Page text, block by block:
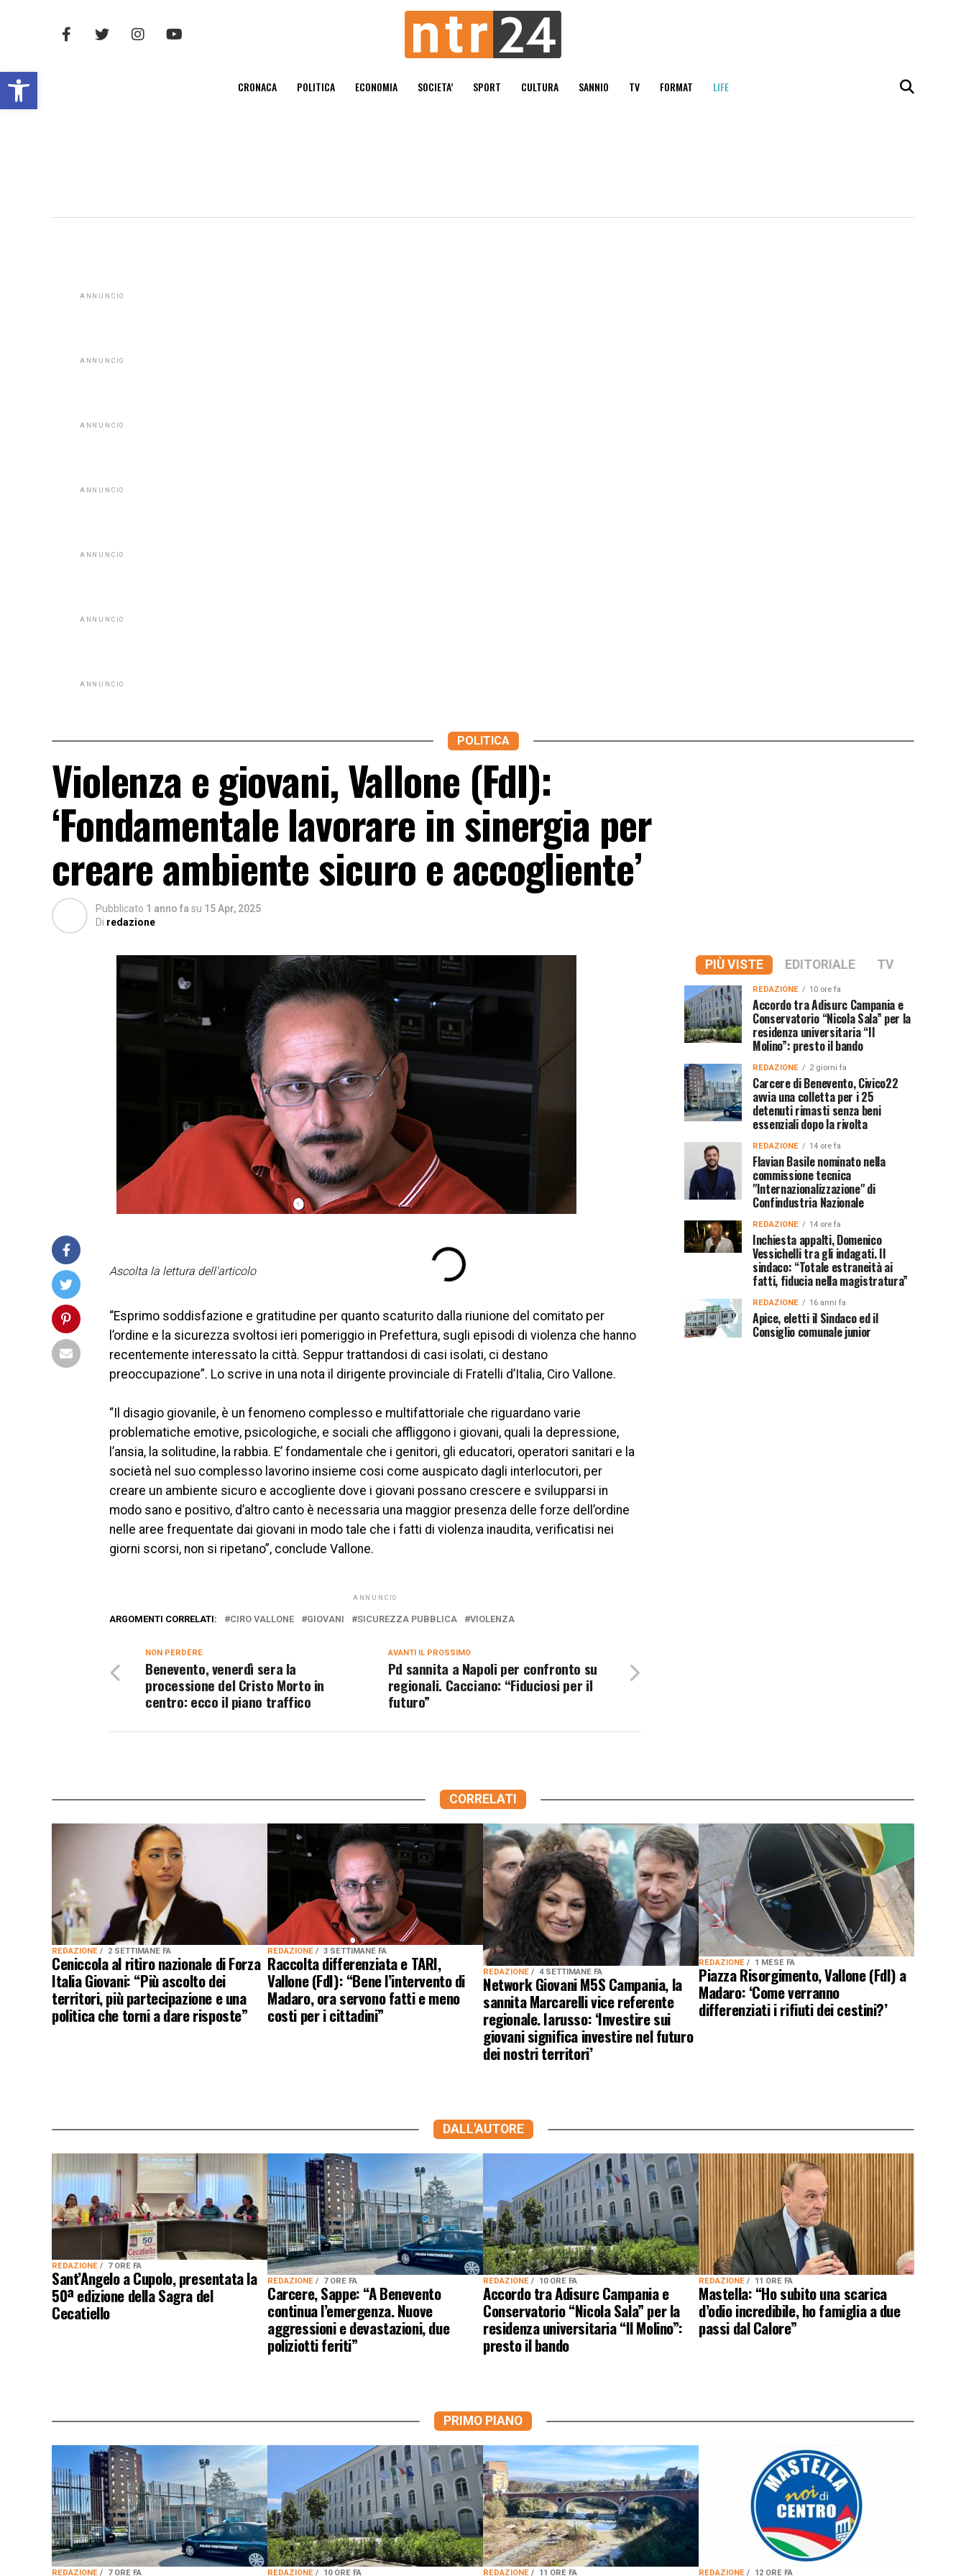
Open toolbar CRONACA POLITICA ECONOMIA SOCIETA’ SPORT CULTURA SANNIO TV FORMAT LIFE
ANNUNCIO
ANNUNCIO
ANNUNCIO
ANNUNCIO
ANNUNCIO
ANNUNCIO
ANNUNCIO
POLITICA
Violenza e giovani, Vallone (FdI):
‘Fondamentale lavorare in sinergia per
creare ambiente sicuro e accogliente’
Pubblicato 1 anno fa su 15 Apr, 2025
Di redazione
Ascolta la lettura dell'articolo
“Esprimo soddisfazione e gratitudine per quanto scaturito dalla riunione del comitato per
l’ordine e la sicurezza svoltosi ieri pomeriggio in Prefettura, sugli episodi di violenza che hanno
recentemente interessato la città. Seppur trattandosi di casi isolati, ci destano
preoccupazione”. Lo scrive in una nota il dirigente provinciale di Fratelli d’Italia, Ciro Vallone.
“Il disagio giovanile, è un fenomeno complesso e multifattoriale che riguardano varie
problematiche emotive, psicologiche, e sociali che affliggono i giovani, quali la depressione,
l’ansia, la solitudine, la rabbia. E’ fondamentale che i genitori, gli educatori, operatori sanitari e la
società nel suo complesso lavorino insieme cosi come auspicato dagli interlocutori, per
creare un ambiente sicuro e accogliente dove i giovani possano crescere e svilupparsi in
modo sano e positivo, d’altro canto è necessaria una maggior presenza delle forze dell’ordine
nelle aree frequentate dai giovani in modo tale che i fatti di violenza inaudita, verificatisi nei
giorni scorsi, non si ripetano”, conclude Vallone.
ANNUNCIO
ARGOMENTI CORRELATI: CIRO VALLONE GIOVANI SICUREZZA PUBBLICA VIOLENZA
AVANTI IL ​​PROSSIMO
Pd sannita a Napoli per confronto su
regionali. Cacciano: “Fiduciosi per il
futuro”
NON PERDERE
Benevento, venerdì sera la
processione del Cristo Morto in
centro: ecco il piano traffico
PIÙ VISTE EDITORIALE TV
REDAZIONE 10 ore fa
Accordo tra Adisurc Campania e
Conservatorio “Nicola Sala” per la
residenza universitaria “Il
Molino”: presto il bando
REDAZIONE 2 giorni fa
Carcere di Benevento, Civico22
avvia una colletta per i 25
detenuti rimasti senza beni
essenziali dopo la rivolta
REDAZIONE 14 ore fa
Flavian Basile nominato nella
commissione tecnica
"Internazionalizzazione" di
Confindustria Nazionale
REDAZIONE 14 ore fa
Inchiesta appalti, Domenico
Vessichelli tra gli indagati. Il
sindaco: “Totale estraneità ai
fatti, fiducia nella magistratura”
REDAZIONE 16 anni fa
Apice, eletti il Sindaco ed il
Consiglio comunale junior
CORRELATI
REDAZIONE 2 SETTIMANE FA
Ceniccola al ritiro nazionale di Forza
Italia Giovani: “Più ascolto dei
territori, più partecipazione e una
politica che torni a dare risposte”
REDAZIONE 3 SETTIMANE FA
Raccolta differenziata e TARI,
Vallone (FdI): “Bene l’intervento di
Madaro, ora servono fatti e meno
costi per i cittadini”
REDAZIONE 4 SETTIMANE FA
Network Giovani M5S Campania, la
sannita Marcarelli vice referente
regionale. Iarusso: ‘Investire sui
giovani significa investire nel futuro
dei nostri territori’
REDAZIONE 1 MESE FA
Piazza Risorgimento, Vallone (FdI) a
Madaro: ‘Come verranno
differenziati i rifiuti dei cestini?’
DALL'AUTORE
REDAZIONE 7 ORE FA
Sant’Angelo a Cupolo, presentata la
50ª edizione della Sagra del
Cecatiello
REDAZIONE 7 ORE FA
Carcere, Sappe: “A Benevento
continua l’emergenza. Nuove
aggressioni e devastazioni, due
poliziotti feriti”
REDAZIONE 10 ORE FA
Accordo tra Adisurc Campania e
Conservatorio “Nicola Sala” per la
residenza universitaria “Il Molino”:
presto il bando
REDAZIONE 11 ORE FA
Mastella: “Ho subito una scarica
d’odio incredibile, ho famiglia a due
passi dal Calore”
PRIMO PIANO
REDAZIONE 7 ORE FA REDAZIONE 10 ORE FA REDAZIONE 11 ORE FA REDAZIONE 12 ORE FA